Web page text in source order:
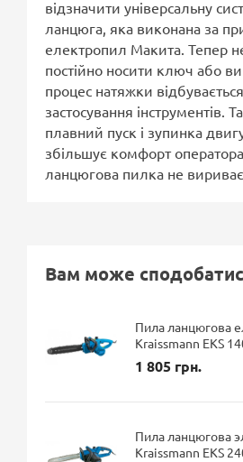
відзначити універсальну
ланцюга, яка виконана за
електропил Макита. Тепер
постійно носити ключ або
процес натяжки
застосування інструментів.
плавний пуск і зупинка
збільшує комфорт
ланцюгова пилка не
Вам може
Пила ланцюгова
Kraissmann EKS
1 805 грн.
Пила ланцюгова
Kraissmann EKS